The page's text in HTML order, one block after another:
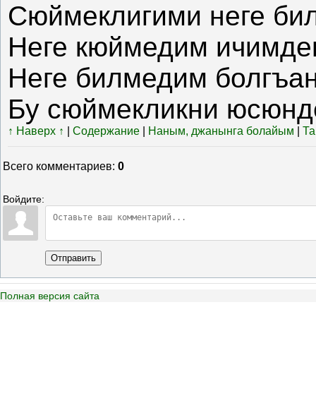
Сюймеклигими неге
Неге кюймедим
Неге билмедим
Бу сюймекликни
↑ Наверх ↑ Содержание Наным, джанынга болайым
Всего комментариев: 0
Войдите:
Отправить
Полная версия сайта